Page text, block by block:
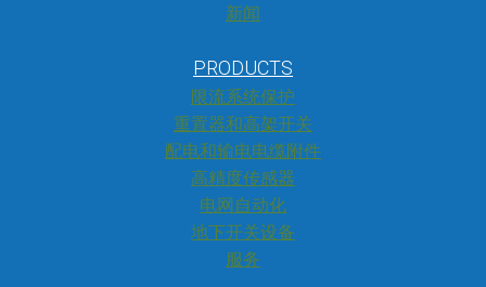
新闻
PRODUCTS
限流系统保护
重置器和高架开关
配电和输电电缆附件
高精度传感器
电网自动化
地下开关设备
服务